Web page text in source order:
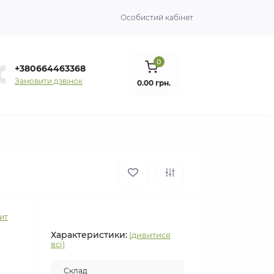
Особистий кабінет
+380664463368
Замовити дзвінок
0
0.00 грн.
Характеристики: (дивитися
всі)
Склад